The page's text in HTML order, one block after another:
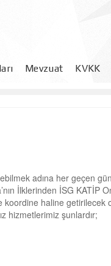
Mevzuat KVKK
adına her geçen gün
İlklerinden İSG KATİP
koordine haline getirilecek
hizmetlerimiz şunlardır;